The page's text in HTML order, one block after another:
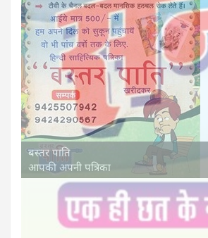
बस्तर पाति
आपकी अपनी पत्रिका